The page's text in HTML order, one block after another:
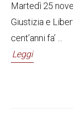
Martedì 25
Giustizia e
cent’anni fa’ ...
Leggi